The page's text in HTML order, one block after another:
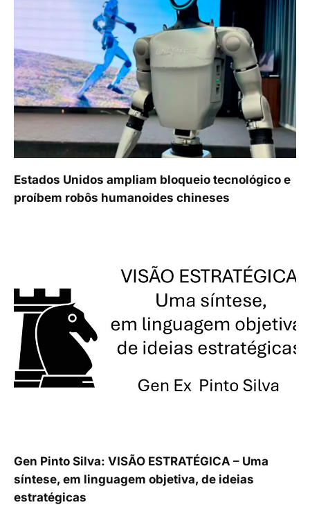
Estados Unidos ampliam bloqueio tecnológico e
proíbem robôs humanoides chineses
Gen Pinto Silva: VISÃO ESTRATÉGICA – Uma
síntese, em linguagem objetiva, de ideias
estratégicas